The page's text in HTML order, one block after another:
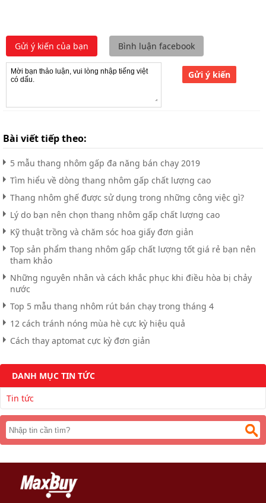
Gửi ý kiến của bạn Bình luận facebook
Gửi ý kiến
Bài viết tiếp theo:
5 mẫu thang nhôm gấp đa năng bán chạy 2019
Tìm hiểu về dòng thang nhôm gấp chất lượng cao
Thang nhôm ghế được sử dụng trong những công việc gì?
Lý do bạn nên chọn thang nhôm gấp chất lượng cao
Kỹ thuật trồng và chăm sóc hoa giấy đơn giản
Top sản phẩm thang nhôm gấp chất lượng tốt giá rẻ bạn nên
tham khảo
Những nguyên nhân và cách khắc phục khi điều hòa bị chảy
nước
Top 5 mẫu thang nhôm rút bán chạy trong tháng 4
12 cách tránh nóng mùa hè cực kỳ hiệu quả
Cách thay aptomat cực kỳ đơn giản
DANH MỤC TIN TỨC
Tin tức